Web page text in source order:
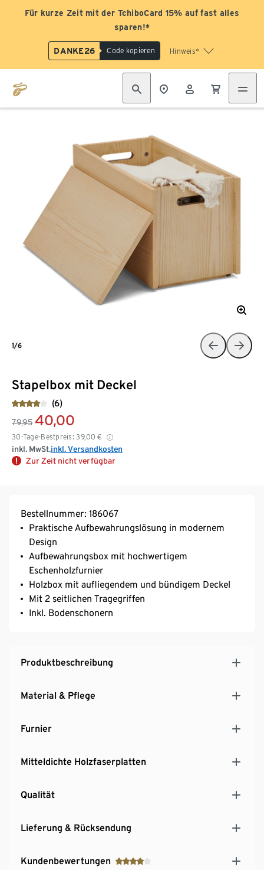
Für kurze Zeit mit der TchiboCard 15% auf fast alles
sparen!*
DANKE26 Code kopieren Hinweis*
Stapelbox mit Deckel
(6)
79,95 40,00
30-Tage-Bestpreis: 39,00 €
inkl. MwSt.inkl. Versandkosten
Zur Zeit nicht verfügbar
1/6
Bestellnummer: 186067
Praktische Aufbewahrungslösung in modernem
Design
Aufbewahrungsbox mit hochwertigem
Eschenholzfurnier
Holzbox mit aufliegendem und bündigem Deckel
Mit 2 seitlichen Tragegriffen
Inkl. Bodenschonern
Produktbeschreibung
Material & Pflege
Furnier
Mitteldichte Holzfaserplatten
Qualität
Lieferung & Rücksendung
Kundenbewertungen